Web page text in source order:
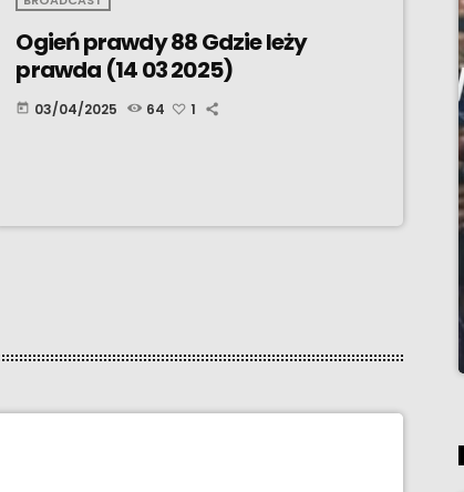
Ogień prawdy 88 Gdzie leży
prawda (14 03 2025)
today 03/04/2025 64 1